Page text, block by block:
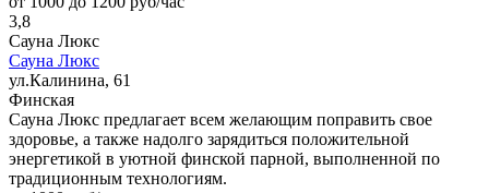
3,8
Сауна Люкс
Сауна Люкс
ул.Калинина, 61
Финская
Сауна Люкс предлагает всем желающим поправить свое
здоровье, а также надолго зарядиться положительной
энергетикой в уютной финской парной, выполненной по
традиционным технологиям.